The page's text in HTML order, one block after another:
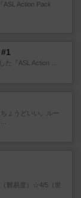
ASL Action Pack
た『ASL Action ...
ょうどいい。ルー
難易度）☆4/5（世